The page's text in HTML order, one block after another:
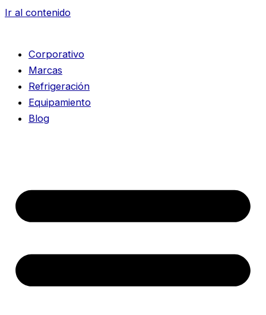
Ir al contenido
Corporativo
Marcas
Refrigeración
Equipamiento
Blog